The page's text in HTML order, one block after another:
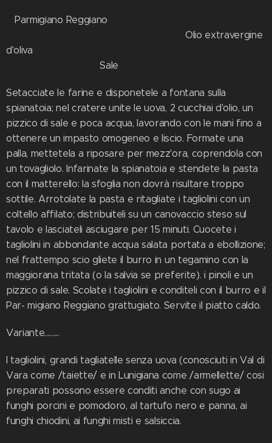
Parmigiano Reggiano
Olio extravergine
d'oliva
Sale
Setacciate le farine e disponetele a fontana sulla
spianatoia; nel cratere unite le uova, 2 cucchiai d'olio, un
pizzico di sale e poca acqua, lavorando con le mani fino a
ottenere un impasto omogeneo e liscio. Formate una
palla, mettetela a riposare per mezz'ora, coprendola con
un tovagliolo. Infarinate la spianatoia e stendete la pasta
con il matterello: la sfoglia non dovrà risultare troppo
sottile. Arrotolate la pasta e ritagliate i tagliolini con un
coltello affilato; distribuiteli su un canovaccio steso sul
tavolo e lasciateli asciugare per 15 minuti. Cuocete i
tagliolini in abbondante acqua salata portata a ebollizione;
nel frattempo scio gliete il burro in un tegamino con la
maggiorana tritata (o la salvia se preferite). i pinoli e un
pizzico di sale. Scolate i tagliolini e conditeli con il burro e il
Par- migiano Reggiano grattugiato. Servite il piatto caldo.
Variante.........
I tagliolini, grandi tagliatelle senza uova (conosciuti in Val di
Vara come /taiette/ e in Lunigiana come /armellette/ cosi
preparati possono essere conditi anche con sugo ai
funghi porcini e pomodoro, al tartufo nero e panna, ai
funghi chiodini, ai funghi misti e salsiccia.